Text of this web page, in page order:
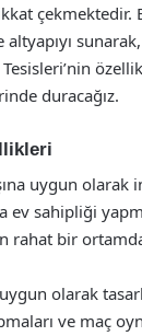
duracağız.
uygun olarak
sahipliği
rahat bir
olarak
ve maç